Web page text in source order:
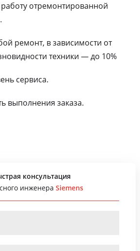
отремонтированной
ремонт, в зависимости от
техники — до 10%
сервиса.
выполнения заказа.
консультация
инженера Siemens